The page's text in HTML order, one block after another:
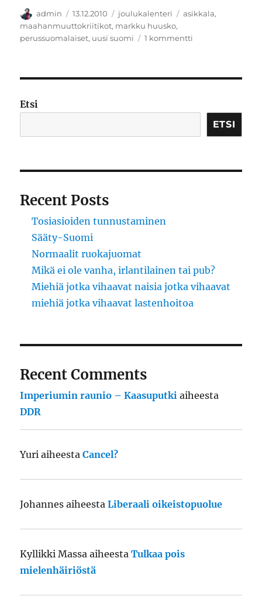
Kirjoittaja
admin Julkaistu
13.12.2010 Kategoriat
joulukalenteri Avainsanat
asikkala,
maahanmuuttokriitikot, markku huusko,
perussuomalaiset, uusi suomi 1 kommentti
Etsi
ETSI
Recent Posts
Tosiasioiden tunnustaminen
Sääty-Suomi
Normaalit ruokajuomat
Mikä ei ole vanha, irlantilainen tai pub?
Miehiä jotka vihaavat naisia jotka vihaavat
miehiä jotka vihaavat lastenhoitoa
Recent Comments
Imperiumin raunio – Kaasuputki aiheesta
DDR
Yuri aiheestaCancel?
Johannes aiheestaLiberaali oikeistopuolue
Kyllikki Massa aiheestaTulkaa pois
mielenhäiriöstä